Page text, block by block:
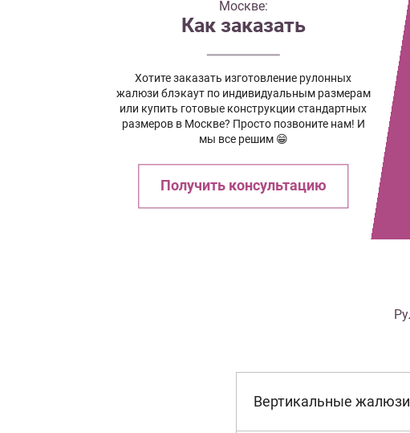
Москве:
Как заказать
Хотите заказать изготовление рулонных
жалюзи блэкаут по индивидуальным размерам
или купить готовые конструкции стандартных
размеров в Москве? Просто позвоните нам! И
мы все решим 😁
Получить консультацию
Вертикальные жалюзи